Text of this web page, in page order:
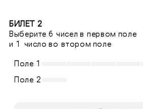
БИЛЕТ 2
Выберите 6 чисел в первом поле
и 1 число во втором поле
Поле 1
Поле 2